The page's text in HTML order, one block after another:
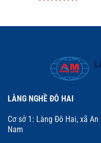
sao
LÀNG NGHỀ ĐÔ HAI
Cơ sở 1: Làng Đô Hai, xã
Nam